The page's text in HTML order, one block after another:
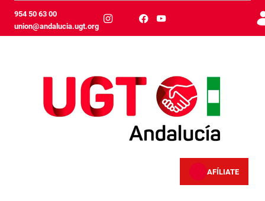
メインコンテンツにスキップ
954 50 63 00
union@andalucia.ugt.org
AFÍLIATE